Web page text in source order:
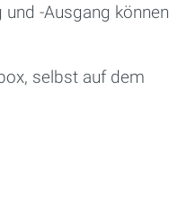
-Ausgang können
selbst auf dem